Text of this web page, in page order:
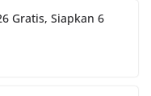
Gratis, Siapkan 6